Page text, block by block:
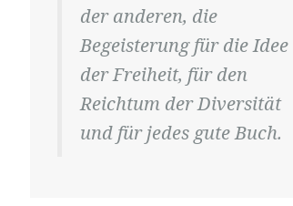
der anderen, die
Begeisterung für die Idee
der Freiheit, für den
Reichtum der Diversität
und für jedes gute Buch.